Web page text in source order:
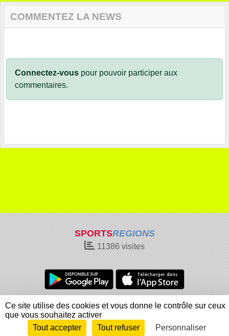
COMMENTEZ LA NEWS
Connectez-vous pour pouvoir participer aux
commentaires.
SPORTSREGIONS
11386 visites
Charte cookies
Gestion des cookies
Informations légales
Signaler un contenu inapproprié
Envie de participer ?
Connexion
Ce site utilise des cookies et vous donne le contrôle sur ceux
que vous souhaitez activer
Tout accepter
Tout refuser Personnaliser